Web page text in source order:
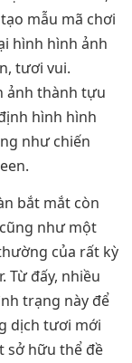
mẫu mã chơi
hình hình ảnh
tươi vui.
ảnh thành tựu
hình hình
như chiến
bắt mắt còn
như một
của rất kỳ
Từ đấy, nhiều
trạng này để
dịch tươi mới
sở hữu thể đề